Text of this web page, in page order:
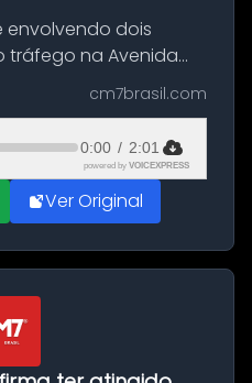
envolvendo dois
tráfego na Avenida
segunda-feira
da Prefeitura de
A batida ter...
cm7brasil.com
0:00 / 2:01
powered by VOICEXPRESS
Ver Original